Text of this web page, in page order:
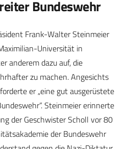
Bundeswehr
Frank-Walter Steinmeier
Universität in
anderem dazu auf, die
zu machen. Angesichts
er „eine gut ausgerüstete
Steinmeier erinnerte
der Geschwister Scholl vor 80
der Bundeswehr